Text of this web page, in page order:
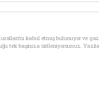
kabul etmiş bulunuyor ve
tek başınıza üstleniyorsunuz.